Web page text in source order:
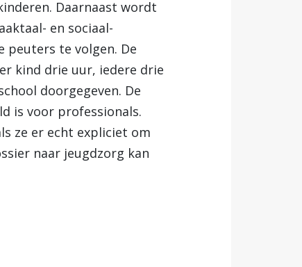
Daarnaast wordt
en sociaal-
peuters te volgen. De
kind drie uur, iedere drie
doorgegeven. De
is voor professionals.
ze er echt expliciet om
naar jeugdzorg kan